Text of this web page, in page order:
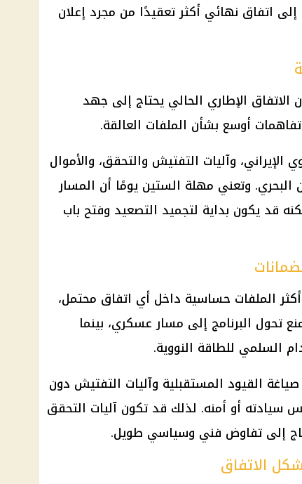
اتفاق نهائي أكثر تعقيدًا من مجرد إعلان
الاتفاق الإطاري الحالي يحتاج إلى جهد
الإيراني، وآليات التفتيش والتحقق، والأموال
البحري. وتعني مهلة الستين يومًا أن المسار
قد يكون بداية لتجميد التصعيد وفتح باب
أكثر الملفات حساسية داخل أي اتفاق محتمل،
تحول البرنامج إلى مسار عسكري، بينما
السلمي للطاقة النووية.
القيود المستقبلية وآليات التفتيش دون
سيادته أو أمنه. لذلك قد تكون آليات التحقق
إلى تفاوض فني وسياسي طويل.
الاتفاق